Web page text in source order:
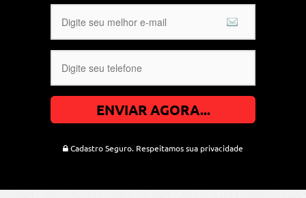
ENVIAR AGORA...
Cadastro Seguro. Respeitamos sua privacidade